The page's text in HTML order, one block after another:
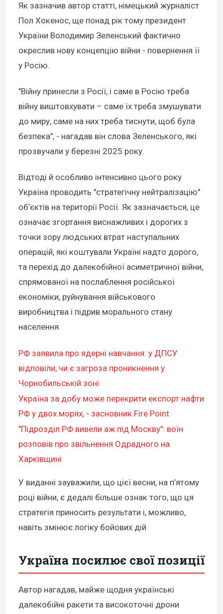
Як зазначив автор статті, німецький журналіст
Пол Хокенос, ще понад рік тому президент
України Володимир Зеленський фактично
окреслив нову концепцію війни - повернення її
у Росію.
"Війну принесли з Росії, і саме в Росію треба
війну виштовхувати – саме їх треба змушувати
до миру, саме на них треба тиснути, щоб була
безпека", - нагадав він слова Зеленського, які
прозвучали у березні 2025 року.
Відтоді й особливо інтенсивно цього року
Україна проводить "стратегічну нейтралізацію"
об’єктів на території Росії. Як зазначається, це
означає згортання виснажливих і дорогих з
точки зору людських втрат наступальних
операцій, які коштували Україні надто дорого,
та перехід до далекобійної асиметричної війни,
спрямованої на послаблення російської
економіки, руйнування військового
виробництва і підрив морального стану
населення.
РФ заявила про ядерні навчання: у ДПСУ
відповіли, чи є загроза проникнення у
Чорнобильській зоні
Україна за добу може перекрити експорт нафти
РФ у двох морях, - засновник Fire Point
"Підрозділ РФ вивели аж під Москву": воїн
розповів про звільнення Одрадного на
Харківщині
У виданні зауважили, що цієї весни, на п’ятому
році війни, є дедалі більше ознак того, що ця
стратегія приносить результати і, можливо,
навіть змінює логіку бойових дій.
Україна посилює свої позиції
Автор нагадав, майже щодня українські
далекобійні ракети та високоточні дрони